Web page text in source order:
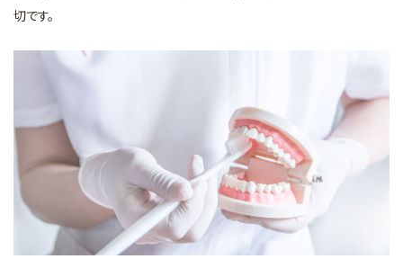
切です。